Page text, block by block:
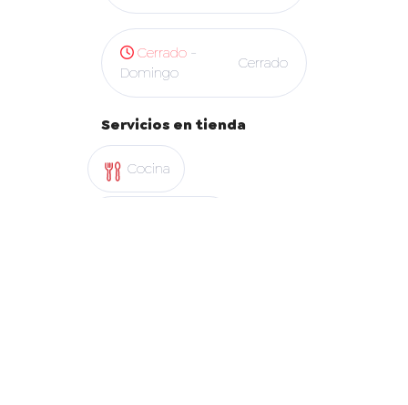
Cerrado -
Domingo
Cerrado
Servicios en tienda
Cocina